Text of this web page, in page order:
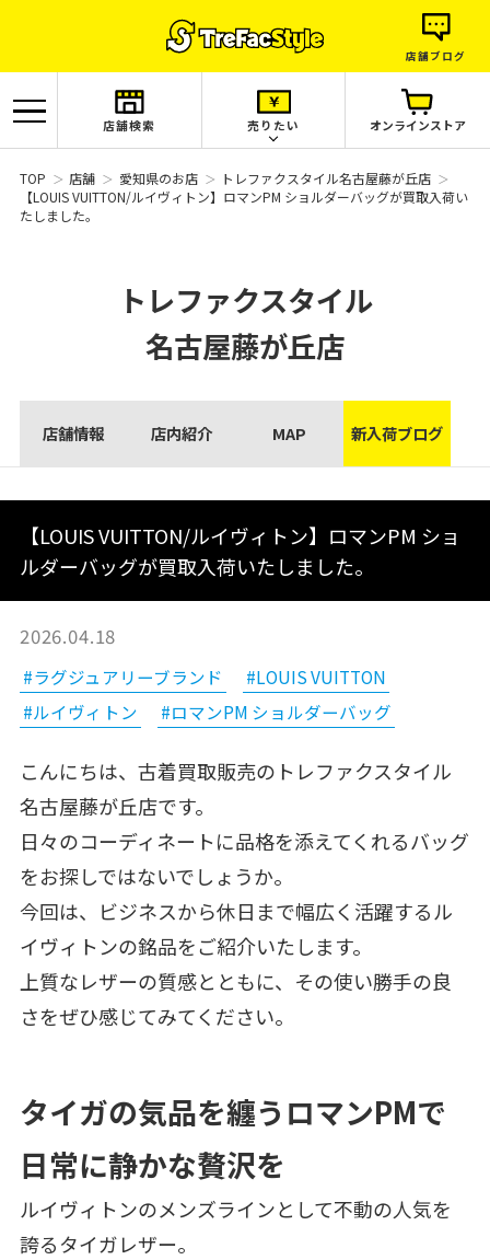
店舗ブログ
店舗検索 売りたい オンラインストア
TOP 店舗 愛知県のお店
トレファクスタイル名古屋藤が丘店
【LOUIS VUITTON/ルイヴィトン】ロマンPM ショルダーバッグが買取入荷い
たしました。
トレファクスタイル
名古屋藤が丘店
店舗情報 店内紹介 MAP 新入荷ブログ
【LOUIS VUITTON/ルイヴィトン】ロマンPM ショ
ルダーバッグが買取入荷いたしました。
2026.04.18
#ラグジュアリーブランド
#LOUIS VUITTON
#ルイヴィトン
#ロマンPM ショルダーバッグ
こんにちは、古着買取販売のトレファクスタイル
名古屋藤が丘店です。
日々のコーディネートに品格を添えてくれるバッグ
をお探しではないでしょうか。
今回は、ビジネスから休日まで幅広く活躍するル
イヴィトンの銘品をご紹介いたします。
上質なレザーの質感とともに、その使い勝手の良
さをぜひ感じてみてください。
タイガの気品を纏うロマンPMで
日常に静かな贅沢を
ルイヴィトンのメンズラインとして不動の人気を
誇るタイガレザー。